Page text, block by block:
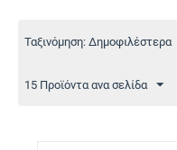
Ταξινόμηση: Δημοφιλέστερα
15 Προϊόντα ανα σελίδα